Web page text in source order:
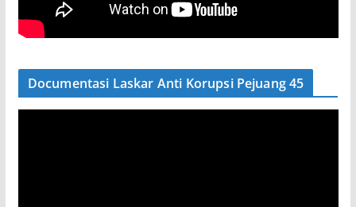
Documentasi Laskar Anti Korupsi Pejuang 45